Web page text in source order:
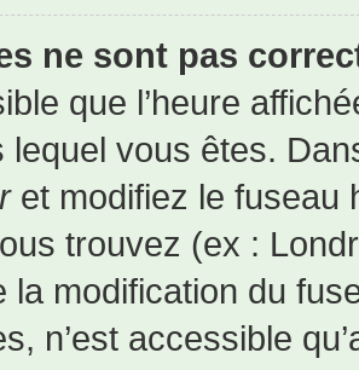
ne sont pas
que l’heure
lequel vous êtes.
et modifiez le fuseau
trouvez (ex :
la modification du
n’est accessible